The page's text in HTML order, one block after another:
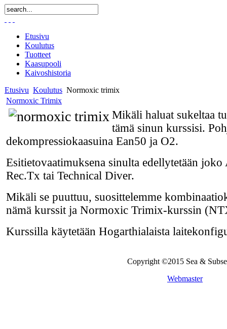
Etusivu
Koulutus
Tuotteet
Kaasupooli
Kaivoshistoria
Etusivu Koulutus Normoxic trimix
Normoxic Trimix
Mikäli haluat sukeltaa
tämä sinun kurssisi.
dekompressiokaasuina Ean50 ja O2.
Esitietovaatimuksena sinulta edellytetään
Rec.Tx tai Technical Diver.
Mikäli se puuttuu, suosittelemme
nämä kurssit ja Normoxic Trimix-kurssin
Kurssilla käytetään Hogarthialaista
Copyright ©2015 Sea &
Webmaster